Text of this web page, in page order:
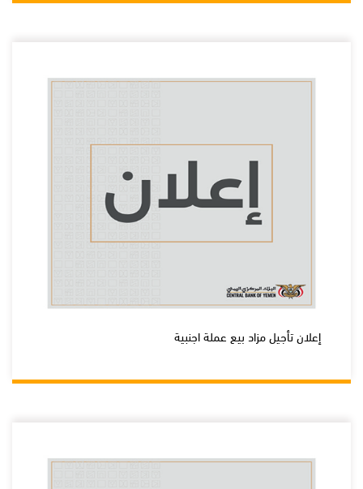
إعلان تأجيل مزاد بيع عملة اجنبية